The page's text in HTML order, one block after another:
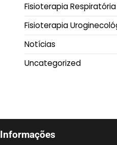
Fisioterapia Respiratória
Fisioterapia
Notícias
Uncategorized
Informações